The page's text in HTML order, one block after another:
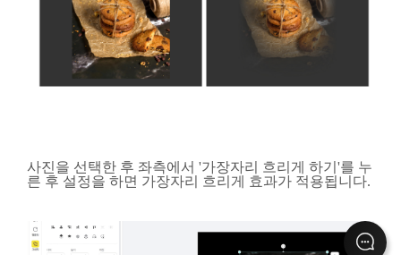
사진을 선택한 후 좌측에서 '가장자리 흐리게 하기'를 누
른 후 설정을 하면 가장자리 흐리게 효과가 적용됩니다.